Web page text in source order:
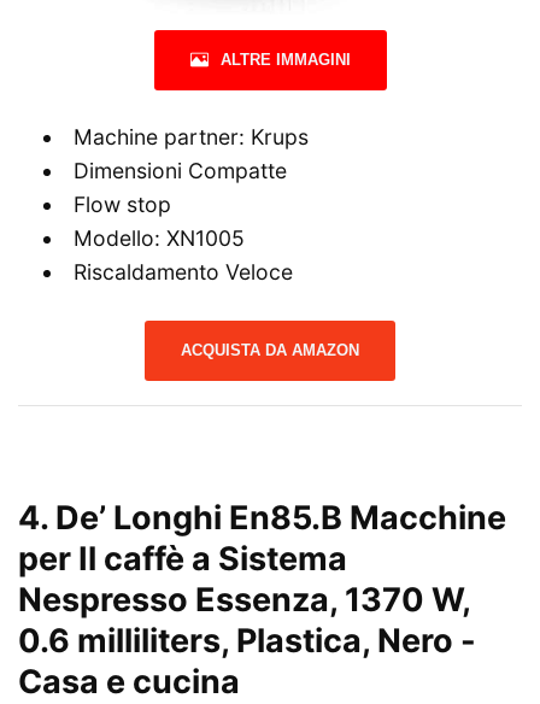
ALTRE IMMAGINI
Machine partner: Krups
Dimensioni Compatte
Flow stop
Modello: XN1005
Riscaldamento Veloce
ACQUISTA DA AMAZON
4. De’ Longhi En85.B Macchine
per Il caffè a Sistema
Nespresso Essenza, 1370 W,
0.6 milliliters, Plastica, Nero -
Casa e cucina